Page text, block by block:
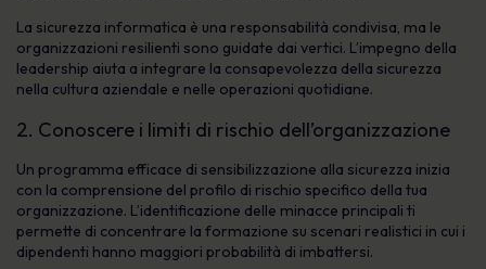
La sicurezza informatica è una responsabilità condivisa, ma le
organizzazioni resilienti sono guidate dai vertici. L’impegno della
leadership aiuta a integrare la consapevolezza della sicurezza
nella cultura aziendale e nelle operazioni quotidiane.
2. Conoscere i limiti di rischio dell’organizzazione
Un programma efficace di sensibilizzazione alla sicurezza inizia
con la comprensione del profilo di rischio specifico della tua
organizzazione. L’identificazione delle minacce principali ti
permette di concentrare la formazione su scenari realistici in cui i
dipendenti hanno maggiori probabilità di imbattersi.